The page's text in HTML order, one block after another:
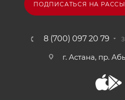
ПОДПИСАТЬСЯ НА
8 (700) 097 20 79
г. Астана, пр.